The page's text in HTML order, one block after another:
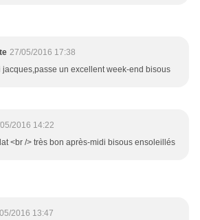
27/05/2016 17:38
jacques,passe un excellent week-end bisous
2016 14:22
<br /> très bon après-midi bisous ensoleillés
2016 13:47